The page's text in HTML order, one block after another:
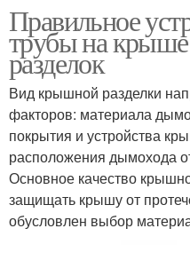
Правильное
трубы на
разделок
Вид крышной разделки
факторов: материала
покрытия и устройства
расположения дымохода
Основное качество
защищать крышу от
обусловлен выбор